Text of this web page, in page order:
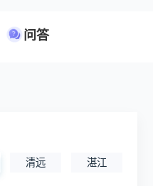
问答
清远 湛江